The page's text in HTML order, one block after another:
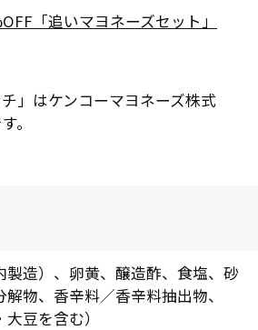
「追いマヨネーズセット」
」はケンコーマヨネーズ株式
。
製造）、卵黄、醸造酢、食塩、砂
物、香辛料／香辛料抽出物、
豆を含む）